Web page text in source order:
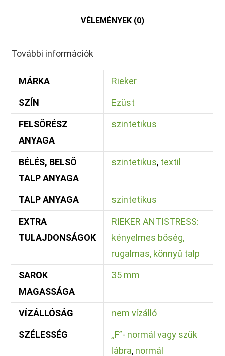
VÉLEMÉNYEK (0)
További információk
MÁRKA Rieker
SZÍN Ezüst
FELSŐRÉSZ
ANYAGA
szintetikus
BÉLÉS, BELSŐ
TALP ANYAGA
szintetikus, textil
TALP ANYAGA szintetikus
EXTRA
TULAJDONSÁGOK
RIEKER ANTISTRESS:
kényelmes bőség,
rugalmas, könnyű talp
SAROK
MAGASSÁGA
35 mm
VÍZÁLLÓSÁG nem vízálló
SZÉLESSÉG
„F”- normál vagy szűk
lábra, normál